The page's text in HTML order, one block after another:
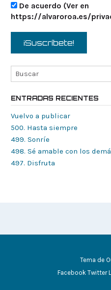
De acuerdo (Ver en
https://alvaroroa.es/
ENTRADAS RECIENTES
Vuelvo a publicar
500. Hasta siempre
499. Sonríe
498. Sé amable con los
497. Disfruta
Tema de
Facebook Twitter